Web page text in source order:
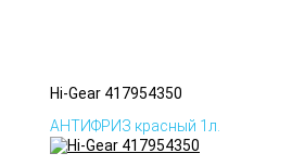
Hi-Gear 417954350
АНТИФРИЗ красный 1л.